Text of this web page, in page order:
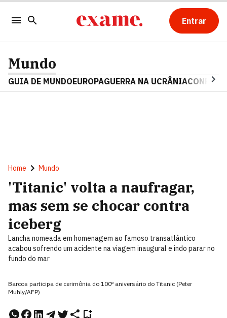
Entrar
Mundo
GUIA DE MUNDOEUROPAGUERRA NA UCRÂNIA
Home Mundo
'Titanic' volta a naufragar,
mas sem se chocar contra
iceberg
Lancha nomeada em homenagem ao famoso transatlântico
acabou sofrendo um acidente na viagem inaugural e indo parar no
fundo do mar
Barcos participa de cerimônia do 100º aniversário do Titanic (Peter
Muhly/AFP)